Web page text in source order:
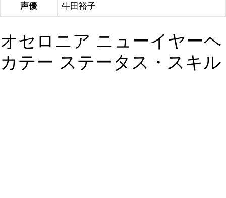
声優 牛田裕子
オセロニア ニューイヤーヘ
カテー ステータス・スキル